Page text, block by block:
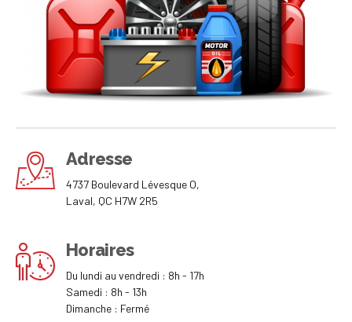
Adresse
4737 Boulevard Lévesque O,
Laval, QC H7W 2R5
Horaires
Du lundi au vendredi : 8h - 17h
Samedi : 8h - 13h
Dimanche : Fermé